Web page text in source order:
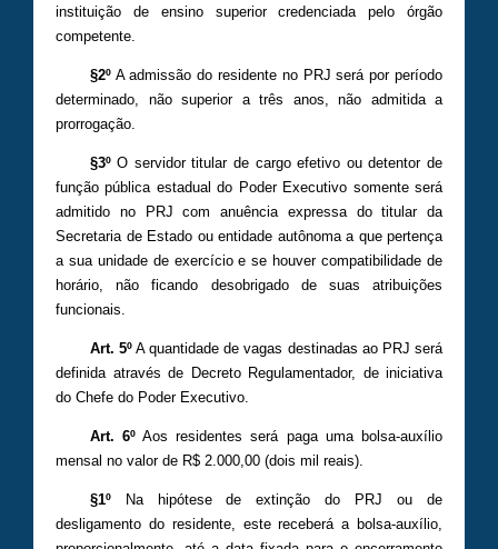
instituição de ensino superior credenciada pelo órgão
competente.
§2ºA admissão do residente no PRJ será por período
determinado, não superior a três anos, não admitida a
prorrogação.
§3ºO servidor titular de cargo efetivo ou detentor de
função pública estadual do Poder Executivo somente será
admitido no PRJ com anuência expressa do titular da
Secretaria de Estado ou entidade autônoma a que pertença
a sua unidade de exercício e se houver compatibilidade de
horário, não ficando desobrigado de suas atribuições
funcionais.
Art. 5ºA quantidade de vagas destinadas ao PRJ será
definida através de Decreto Regulamentador, de iniciativa
do Chefe do Poder Executivo.
Art. 6ºAos residentes será paga uma bolsa-auxílio
mensal no valor de R$ 2.000,00 (dois mil reais).
§1ºNa hipótese de extinção do PRJ ou de
desligamento do residente, este receberá a bolsa-auxílio,